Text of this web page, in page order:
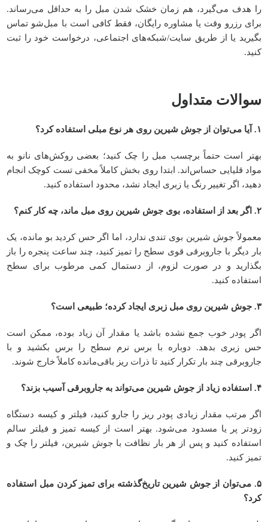
را هدف می‌گیرد، هم زمان خشک شدن مبل را به حداقل می‌رساند.
برای رزرو وقت یا مشاوره رایگان، فقط کافی است با مبل‌شو تماس
بگیرید یا از طریق سایت/شبکه‌های اجتماعی، درخواست خود را ثبت
کنید.
سوالات متداول
۱. آیا می‌توان از جوش شیرین روی هر نوع مبلی استفاده کرد؟
بهتر است حتماً برچسب مبل را چک کنید؛ بعضی روکش‌های نانو به
مواد قلیایی حساس‌اند. ابتدا روی بخش کاملاً مخفی تست کوچک انجام
دهید، اگر تغییر رنگ یا زبری ایجاد نشد، محدود استفاده کنید.
۲. اگر بعد از استفاده، بوی جوش شیرین روی مبل ماند، چه کار کنم؟
معمولاً جوش شیرین بوی تندی ندارد، اما اگر حس کردید بو مانده، یک
بار دیگر با جاروبرقی قوی سطح را تمیز کنید، چند ساعت پنجره را باز
بگذارید و در صورت لزوم، از دستمال کمی مرطوب برای سطح
استفاده کنید.
۳. جوش شیرین روی مبل زبری ایجاد کرده؛ طبیعی است؟
اگر پودر خوب جمع نشده باشد یا مقدار آن زیاد بوده، ممکن است
حس زبری بدهد. دوباره با برس نرم سطح را برس بکشید و با
جاروبرقی چند بار تکرار کنید تا ذرات ریز باقی‌مانده کاملاً خارج شوند.
۴. استفاده زیاد از جوش شیرین می‌تواند به جاروبرقی آسیب بزند؟
اگر مرتب مقدار زیادی پودر ریز را جارو کنید، فیلتر و کیسه دستگاه
زودتر پر یا مسدود می‌شود. بهتر است از کیسه تمیز و فیلتر سالم
استفاده کنید و پس از هر بار نظافت با جوش شیرین، فیلتر را چک و
تمیز کنید.
۵. می‌توان از جوش شیرین تاریخ‌گذشته برای تمیز کردن مبل استفاده
کرد؟